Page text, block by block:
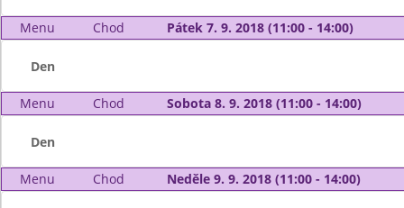
Menu Chod Pátek 7. 9. 2018 (11:00 - 14:00)
Den
Menu Chod Sobota 8. 9. 2018 (11:00 - 14:00)
Den
Menu Chod Neděle 9. 9. 2018 (11:00 - 14:00)